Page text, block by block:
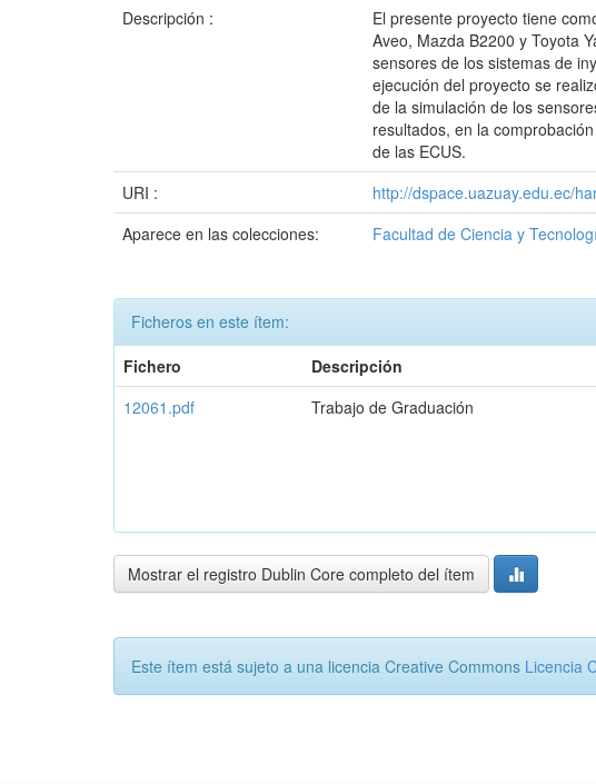
Descripción :
El presente proyecto tiene
Aveo, Mazda B2200 y Toyota
sensores de los sistemas de
ejecución del proyecto se
de la simulación de los
resultados, en la
de las ECUS.
URI :
http://dspace.uazuay.edu.ec/
Aparece en las colecciones:
Facultad de Ciencia y
Ficheros en este ítem:
Fichero
Descripción
12061.pdf
Trabajo de Graduación
Mostrar el registro Dublin Core completo del ítem
Este ítem está sujeto a una licencia Creative Commons Licencia